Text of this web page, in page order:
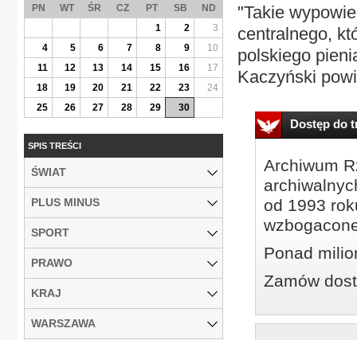
"Takie
centralnego,
polskiego
Kaczyński
Dostęp do
Archiwum
od 1993
Ponad
Zamów
PN WT ŚR CZ PT SB
ND
1
2
3
4
5 6 7 8 9
10
11
12 13 14 15 16
17
18
19 20 21 22 23
24
25
26 27 28 29 30
SPIS TREŚCI
ŚWIAT
PLUS MINUS
SPORT
PRAWO
KRAJ
WARSZAWA